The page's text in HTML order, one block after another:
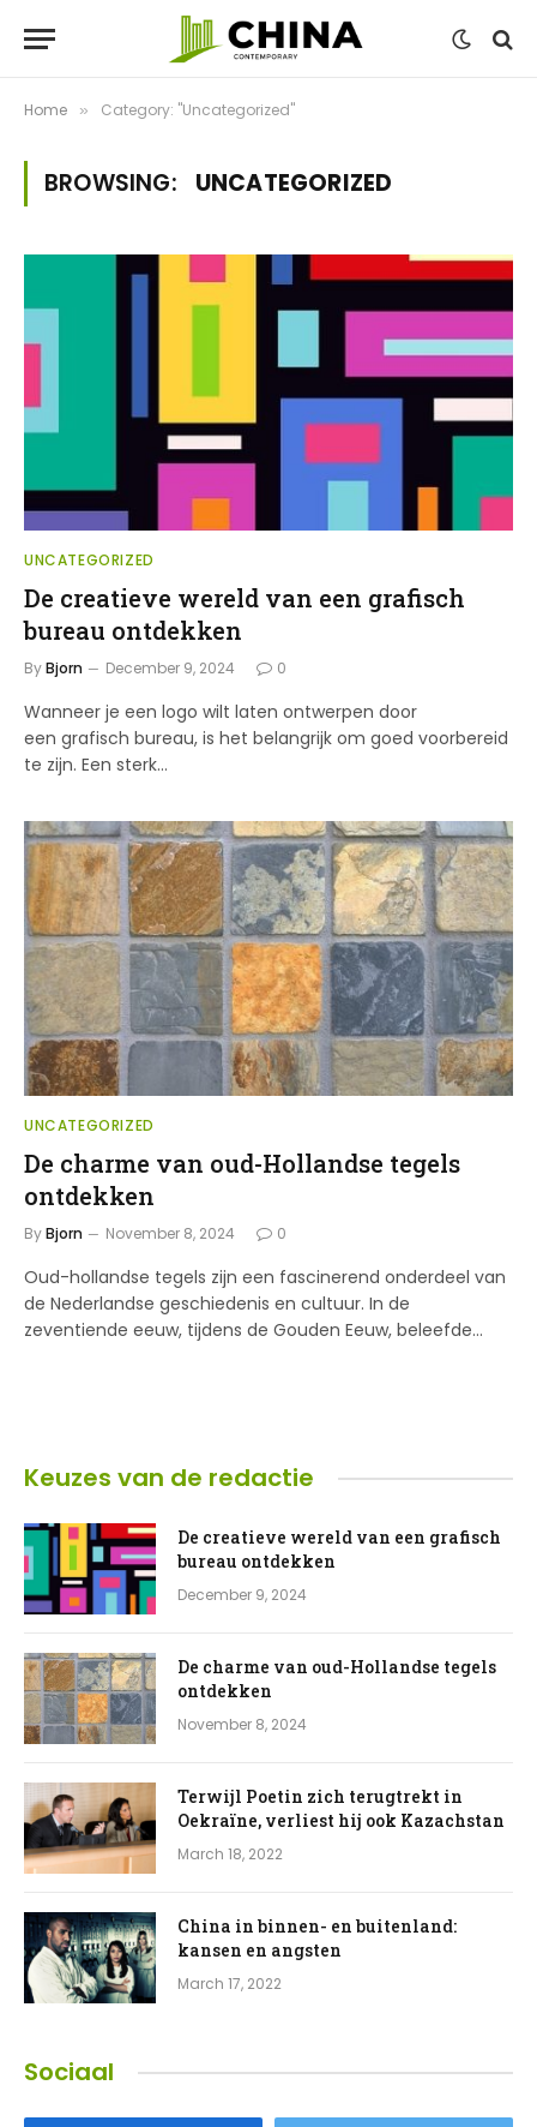
Home » Category: "Uncategorized"
BROWSING: UNCATEGORIZED
UNCATEGORIZED
De creatieve wereld van een grafisch
bureau ontdekken
ByBjorn December 9, 2024 0
Wanneer je een logo wilt laten ontwerpen door
een grafisch bureau, is het belangrijk om goed voorbereid
te zijn. Een sterk…
UNCATEGORIZED
De charme van oud-Hollandse tegels
ontdekken
ByBjorn November 8, 2024 0
Oud-hollandse tegels zijn een fascinerend onderdeel van
de Nederlandse geschiedenis en cultuur. In de
zeventiende eeuw, tijdens de Gouden Eeuw, beleefde…
Keuzes van de redactie
De creatieve wereld van een grafisch
bureau ontdekken
December 9, 2024
De charme van oud-Hollandse tegels
ontdekken
November 8, 2024
Terwijl Poetin zich terugtrekt in
Oekraïne, verliest hij ook Kazachstan
March 18, 2022
China in binnen- en buitenland:
kansen en angsten
March 17, 2022
Sociaal